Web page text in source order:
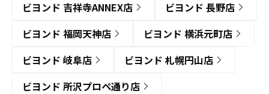
ビヨンド 吉祥寺ANNEX店
ビヨンド 長野店
ビヨンド 福岡天神店
ビヨンド 横浜元町店
ビヨンド 岐阜店
ビヨンド 札幌円山店
ビヨンド 所沢プロペ通り店